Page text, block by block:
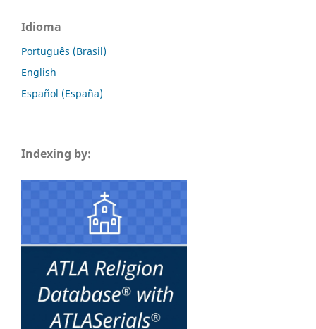
Idioma
Português (Brasil)
English
Español (España)
Indexing by: